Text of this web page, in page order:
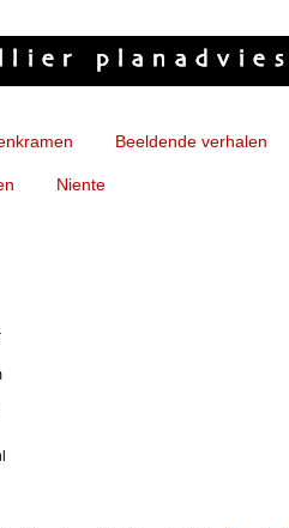
Beeldende verhalen
Niente